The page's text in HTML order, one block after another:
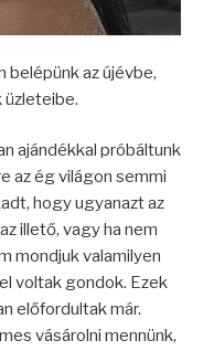
belépünk az újévbe,
üzleteibe.
ajándékkal próbáltunk
az ég világon semmi
hogy ugyanazt az
illető, vagy ha nem
mondjuk valamilyen
voltak gondok. Ezek
előfordultak már.
vásárolni mennünk,